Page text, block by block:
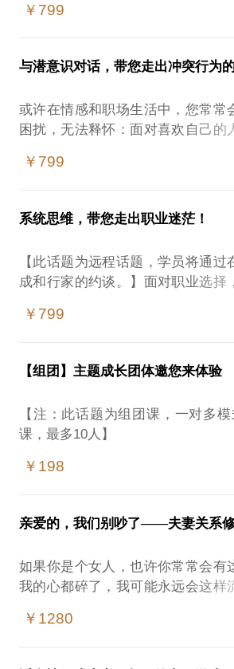
婚姻幸福，另一半却突然宣告分手
道自己生而为人的意义和来到这个
不知道自己内心深层的恐惧是什么
前行...... 人格访谈帮助您找到自己
获得以下体验： 你的人格特质与人
己的人格倾向； 你的职业性格优
的人际问题所在； 帮助你看到亲密
PS.在选择与我见面前，请把你的
竟一小时的谈话只能解决一个小问
提前发给我，方便我做更精确的
人格访谈助你找到自己的人格特质
【在行郑重提示】：此话题内容仅
如您或您的家人有诊疗需求，在行
￥799
与潜意识对话，带您走出冲突行为
或许在情感和职场生活中，您常常
困扰，无法释怀：面对喜欢自己的
法自拔，难以逃脱这样的循环；面
身心煎熬；总是很想避开一种人，
遭遇，心里很不希望自己变成某个
历过的一些事情，岁月变迁，自
内心总在不断地重复那个感觉，做
走出来，却无能为力；很想抓住一
美，努力减肥，却发现成效甚微，
出现强迫洗手、强迫剥手指头等
为，令你不甚烦扰；通过访谈，我
个部分的内容：问题行为表象；
知；扭曲认知背后的潜意识来源；
的咨询经验，我将通过心理学的访
式，为您揭开冲突行为背后的潜
￥799
系统思维，带您走出职业迷茫！
【此话题为远程话题，学员将通
成和行家的约谈。】面对职业选择
得我只能找这方面的工作......我之
我没别的能力，我只会这个，所以
续从事这方面的工作.......至于后面
们常常有着这样的感叹：真没意思
己不喜欢的工作......想想真遗憾，
喜欢的事情......真羡慕那些能做
过的生活.......可惜时光不再，我们
去重新思考我们的人生，将思维
么，将会发生什么神奇的改变呢？
用心理学与教练的系统思维，帮您
生涯教练，厘清您的人格特质与被
￥799
【组团】主题成长团体邀您来体验
【注：此话题为组团课，一对多
课，最多10人】
第一课：了解我们的先天人格，看
得上理解和接纳，才能针对性的选
进行成长改变。
力之手；每个人都是家庭的产物，
影子里，我们帮您通过家谱图联结
神秘力量。
￥198
亲爱的，我们别吵了——夫妻关系修
如果你是个女人，也许你常常会有
我的心都碎了，我可能永远会这样
就算在家，他不是对着电脑就是看
自己处在这段婚姻关系中比独自一
￥1280